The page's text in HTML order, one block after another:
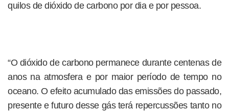
quilos de dióxido de carbono por dia e por pessoa.
“O dióxido de carbono permanece durante centenas de
anos na atmosfera e por maior período de tempo no
oceano. O efeito acumulado das emissões do passado,
presente e futuro desse gás terá repercussões tanto no